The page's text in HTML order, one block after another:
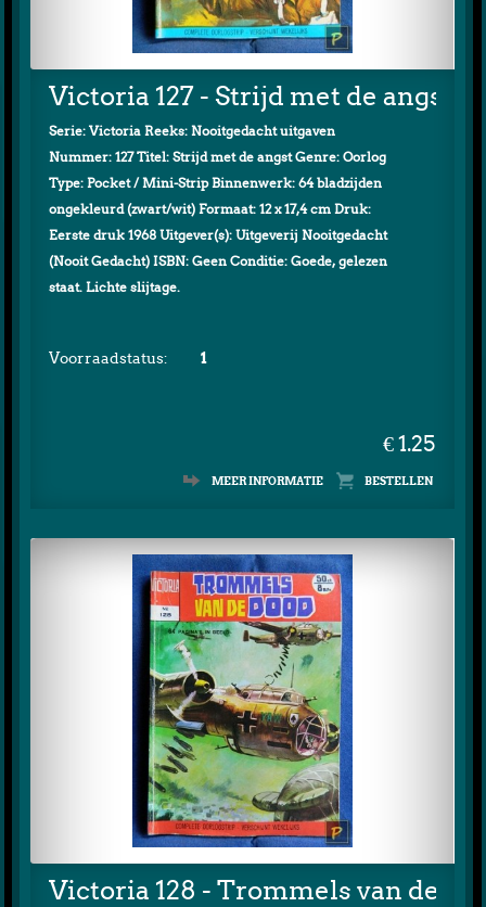
Victoria 127 - Strijd met de angst
€ 1.25
Serie: Victoria Reeks: Nooitgedacht uitgaven
Nummer: 127 Titel: Strijd met de angst Genre: Oorlog
Type: Pocket / Mini-Strip Binnenwerk: 64 bladzijden
ongekleurd (zwart/wit) Formaat: 12 x 17,4 cm Druk:
Eerste druk 1968 Uitgever(s): Uitgeverij Nooitgedacht
(Nooit Gedacht) ISBN: Geen Conditie: Goede, gelezen
staat. Lichte slijtage.
Voorraadstatus: 1
MEER INFORMATIE
Victoria 128 - Trommels van de